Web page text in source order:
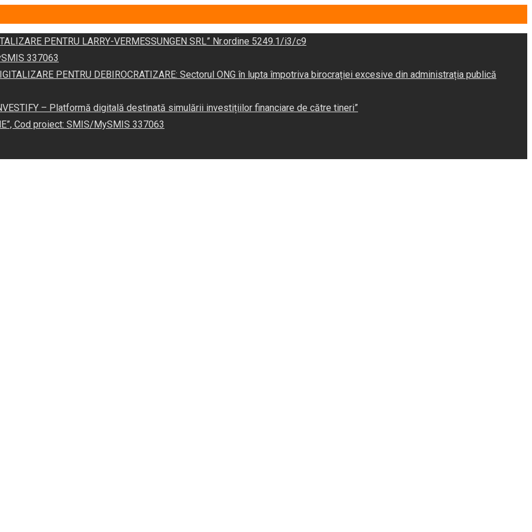
PENTRU LARRY-VERMESSUNGEN SRL” Nr.ordine 5249.1/i3/c9
337063
PENTRU DEBIROCRATIZARE: Sectorul ONG în lupta împotriva birocrației excesive din administrația publică
– Platformă digitală destinată simulării investițiilor financiare de către tineri”
Cod proiect: SMIS/MySMIS 337063